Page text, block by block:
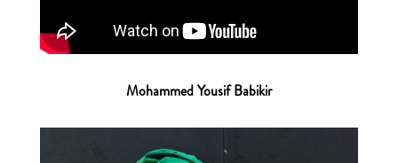
Mohammed Yousif Babikir